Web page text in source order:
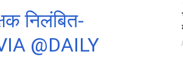
निलंबित-
@DAILY